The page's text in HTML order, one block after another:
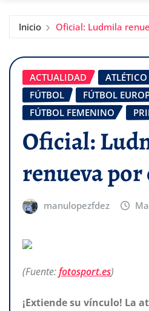
Inicio Oficial: Ludmila
ACTUALIDAD
FÚTBOL
FÚTBOL
FÚTBOL FEMENINO
Oficial:
renueva
manulopezfdez
(Fuente:fotosport.es)
¡Extiende su vínculo! La